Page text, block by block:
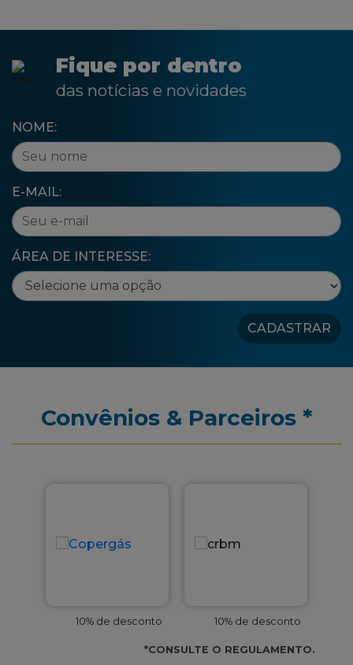
Fique por dentro
das notícias e novidades
NOME:
E-MAIL:
ÁREA DE INTERESSE:
CADASTRAR
Convênios & Parceiros *
10% de desconto 10% de desconto
*CONSULTE O REGULAMENTO.